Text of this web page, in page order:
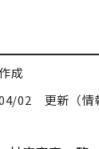
成
02 更新（情報